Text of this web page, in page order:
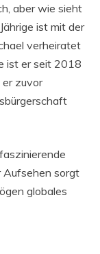
aber wie sieht
ist mit der
verheiratet
ist er seit 2018
zuvor
Aufsehen sorgt
globales